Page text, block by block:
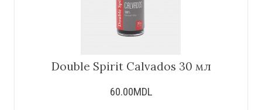
Double Spirit Calvados 30 мл
60.00MDL